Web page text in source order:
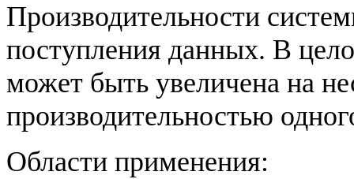
Производительности
поступления данных. В
может быть увеличена на
производительностью
Области применения: